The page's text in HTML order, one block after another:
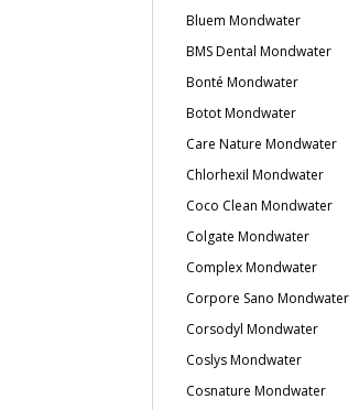
Bluem Mondwater
BMS Dental Mondwater
Bonté Mondwater
Botot Mondwater
Care Nature Mondwater
Chlorhexil Mondwater
Coco Clean Mondwater
Colgate Mondwater
Complex Mondwater
Corpore Sano Mondwater
Corsodyl Mondwater
Coslys Mondwater
Cosnature Mondwater